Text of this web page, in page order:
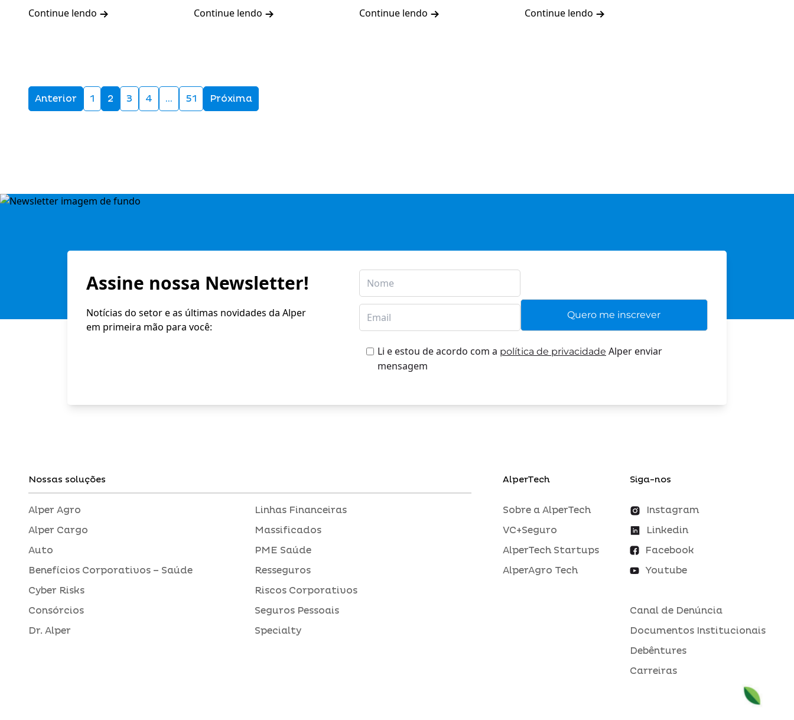
Continue lendo Continue lendo Continue lendo Continue lendo
Anterior 1 2 3 4 … 51 Próxima
Assine nossa Newsletter!
Notícias do setor e as últimas novidades da Alper
em primeira mão para você:
Li e estou de acordo com a política de privacidade Alper enviar
mensagem
Nossas soluções
Alper Agro
Alper Cargo
Auto
Benefícios Corporativos – Saúde
Cyber Risks
Consórcios
Dr. Alper
Linhas Financeiras
Massificados
PME Saúde
Resseguros
Riscos Corporativos
Seguros Pessoais
Specialty
AlperTech
Sobre a AlperTech
VC+Seguro
AlperTech Startups
AlperAgro Tech
Siga-nos
Instagram
Linkedin
Facebook
Youtube
Canal de Denúncia
Documentos Institucionais
Debêntures
Carreiras